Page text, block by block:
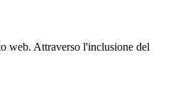
web. Attraverso l'inclusione del